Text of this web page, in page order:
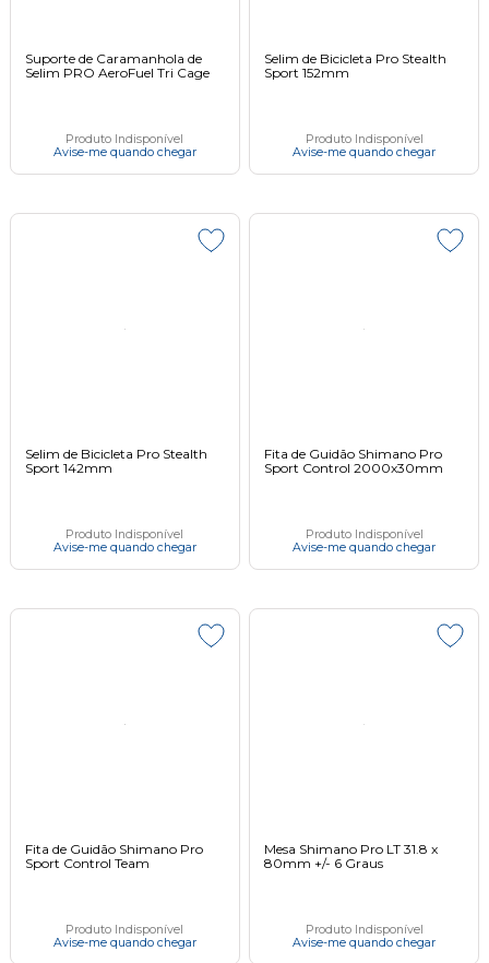
Suporte de Caramanhola de
Selim PRO AeroFuel Tri Cage
Produto Indisponível
Avise-me quando chegar
Selim de Bicicleta Pro Stealth
Sport 152mm
Produto Indisponível
Avise-me quando chegar
Selim de Bicicleta Pro Stealth
Sport 142mm
Produto Indisponível
Avise-me quando chegar
Fita de Guidão Shimano Pro
Sport Control 2000x30mm
Produto Indisponível
Avise-me quando chegar
Fita de Guidão Shimano Pro
Sport Control Team
Produto Indisponível
Avise-me quando chegar
Mesa Shimano Pro LT 31.8 x
80mm +/- 6 Graus
Produto Indisponível
Avise-me quando chegar